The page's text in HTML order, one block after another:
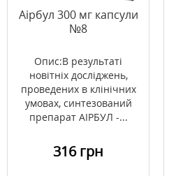
Аірбул 300 мг капсули
№8
Опис:В результаті
новітніх досліджень,
проведених в клінічних
умовах, синтезований
препарат АІРБУЛ -...
316 грн